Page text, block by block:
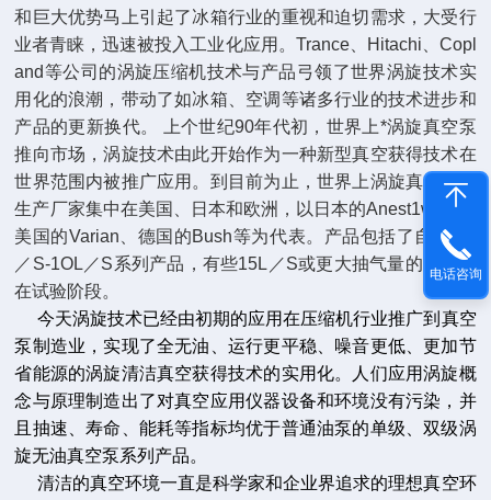
和巨大优势马上引起了冰箱行业的重视和迫切需求，大受行
业者青睐，迅速被投入工业化应用。Trance、Hitachi、Copl
and等公司的涡旋压缩机技术与产品弓领了世界涡旋技术实
用化的浪潮，带动了如冰箱、空调等诸多行业的技术进步和
产品的更新换代。 上个世纪90年代初，世界上*涡旋真空泵
推向市场，涡旋技术由此开始作为一种新型真空获得技术在
世界范围内被推广应用。到目前为止，世界上涡旋真空泵的
生产厂家集中在美国、日本和欧洲，以日本的Anest1wata、
美国的Varian、德国的Bush等为代表。产品包括了自0.25L
／S-1OL／S系列产品，有些15L／S或更大抽气量的产品也
在试验阶段。
今天涡旋技术已经由初期的应用在压缩机行业推广到真空
泵制造业，实现了全无油、运行更平稳、噪音更低、更加节
省能源的涡旋清洁真空获得技术的实用化。人们应用涡旋概
念与原理制造出了对真空应用仪器设备和环境没有污染，并
且抽速、寿命、能耗等指标均优于普通油泵的单级、双级涡
旋无油真空泵系列产品。
清洁的真空环境一直是科学家和企业界追求的理想真空环
电话咨询